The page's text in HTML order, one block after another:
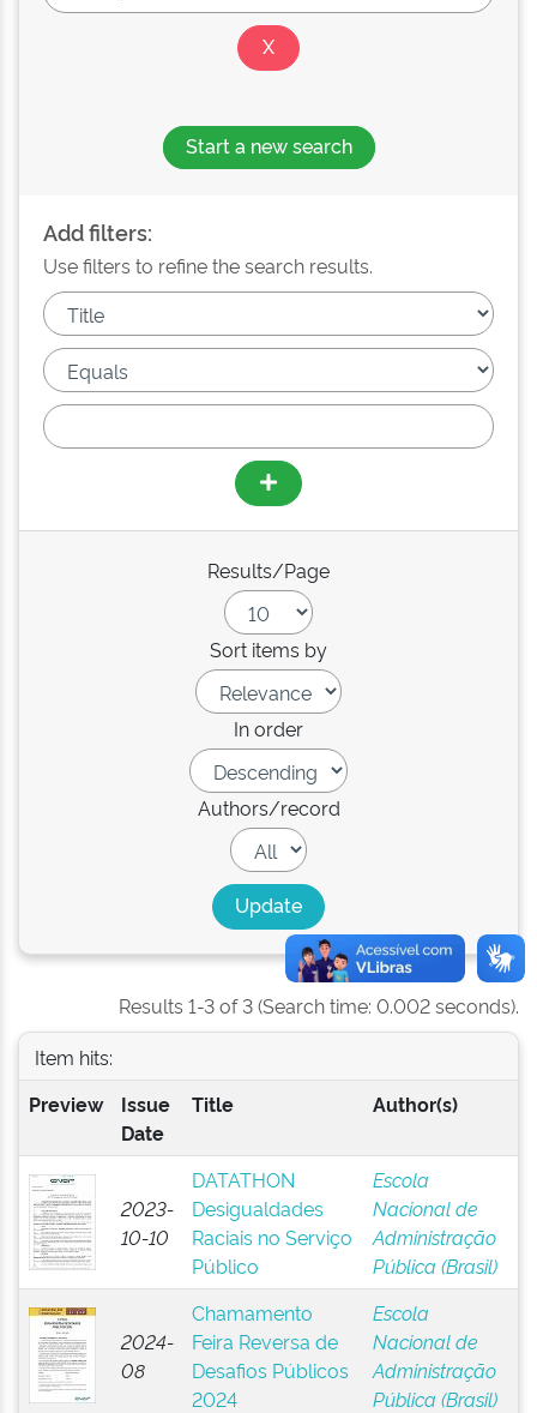
Start a new search
Add filters:
Use filters to refine the search results.
Results/Page
Sort items by
In order
Authors/record
Results 1-3 of 3 (Search time: 0.002 seconds).
Item hits:
Preview
Issue
Date
Title Author(s)
2023-
10-10
DATATHON
Desigualdades
Raciais no Serviço
Público
Escola
Nacional de
Administração
Pública (Brasil)
2024-
08
Chamamento
Feira Reversa de
Desafios Públicos
2024
Escola
Nacional de
Administração
Pública (Brasil)